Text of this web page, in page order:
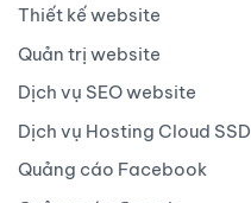
Thiết kế website
Quản trị website
Dịch vụ SEO website
Dịch vụ Hosting Cloud SSD
Quảng cáo Facebook